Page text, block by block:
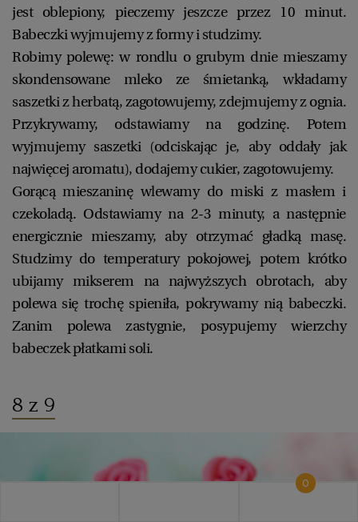
jest oblepiony, pieczemy jeszcze przez 10 minut.
Babeczki wyjmujemy z formy i studzimy.
Robimy polewę: w rondlu o grubym dnie mieszamy
skondensowane mleko ze śmietanką, wkładamy
saszetki z herbatą, zagotowujemy, zdejmujemy z ognia.
Przykrywamy, odstawiamy na godzinę. Potem
wyjmujemy saszetki (odciskając je, aby oddały jak
najwięcej aromatu), dodajemy cukier, zagotowujemy.
Gorącą mieszaninę wlewamy do miski z masłem i
czekoladą. Odstawiamy na 2-3 minuty, a następnie
energicznie mieszamy, aby otrzymać gładką masę.
Studzimy do temperatury pokojowej, potem krótko
ubijamy mikserem na najwyższych obrotach, aby
polewa się trochę spieniła, pokrywamy nią babeczki.
Zanim polewa zastygnie, posypujemy wierzchy
babeczek płatkami soli.
8 z 9
0